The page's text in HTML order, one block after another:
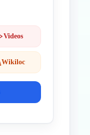
Videos
Wikiloc